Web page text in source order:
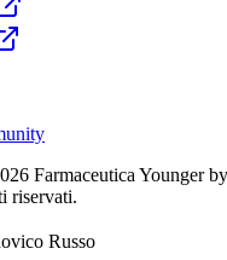
Farmaceutica Younger
riservati.
Russo